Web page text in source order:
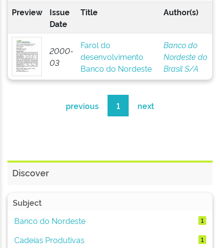
Preview
Issue
Date
Title Author(s)
2000-
03
Farol do
desenvolvimento
Banco do Nordeste
Banco do
Nordeste do
Brasil S/A
previous 1 next
Discover
Subject
Banco do Nordeste
1
Cadeias Produtivas 1